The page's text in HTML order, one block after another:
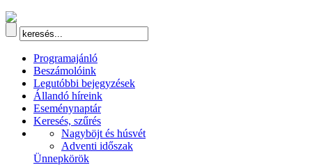
Programajánló
Beszámolóink
Legutóbbi bejegyzések
Állandó híreink
Eseménynaptár
Keresés, szűrés
Nagyböjt és húsvét
Adventi időszak
Ünnepkörök